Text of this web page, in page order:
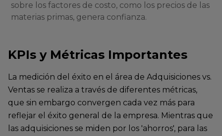
sobre los factores de costo, como los precios de las
materias primas, genera confianza.
KPIs y Métricas Importantes
La medición del éxito en el área de Adquisiciones vs.
Ventas se realiza a través de diferentes métricas,
que sin embargo convergen cada vez más para
reflejar el éxito general de la empresa. Mientras que
las adquisiciones se miden por los 'ahorros', para las